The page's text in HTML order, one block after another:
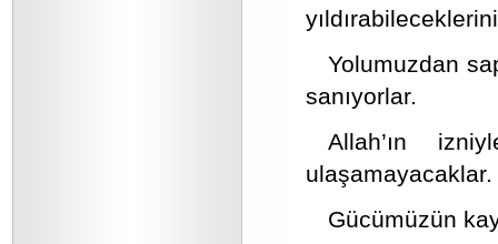
Yolumuzdan
sanıyorlar.
Allah’ın
ulaşamayacaklar.
Gücümüzün